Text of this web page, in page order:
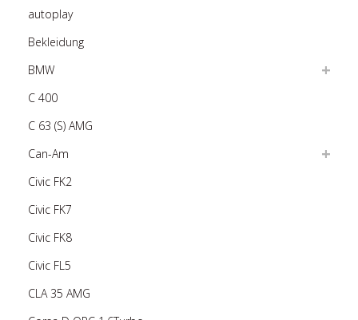
autoplay
Bekleidung
BMW
C 400
C 63 (S) AMG
Can-Am
Civic FK2
Civic FK7
Civic FK8
Civic FL5
CLA 35 AMG